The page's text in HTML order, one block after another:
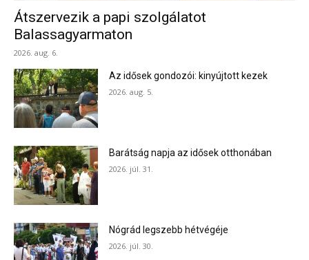
Átszervezik a papi szolgálatot
Balassagyarmaton
2026. aug. 6.
Az idősek gondozói: kinyújtott kezek
2026. aug. 5.
Barátság napja az idősek otthonában
2026. júl. 31.
Nógrád legszebb hétvégéje
2026. júl. 30.